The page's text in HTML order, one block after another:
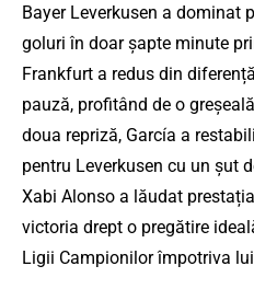
Bayer Leverkusen a dominat
goluri în doar șapte minute
Frankfurt a redus din
pauză, profitând de o
doua repriză, García a
pentru Leverkusen cu un șut
Xabi Alonso a lăudat
victoria drept o pregătire
Ligii Campionilor împotriva